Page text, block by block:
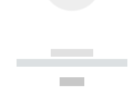
------------
----------- ----------- --------